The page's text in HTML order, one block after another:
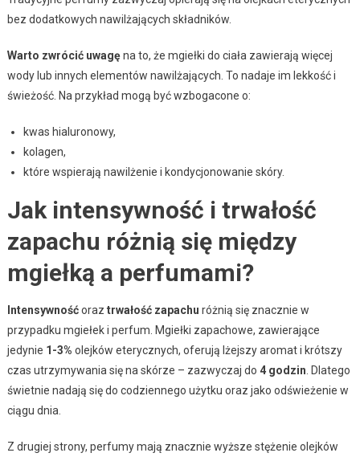
bez dodatkowych nawilżających składników.
Warto zwrócić uwagęna to, że mgiełki do ciała zawierają więcej
wody lub innych elementów nawilżających. To nadaje im lekkość i
świeżość. Na przykład mogą być wzbogacone o:
kwas hialuronowy,
kolagen,
które wspierają nawilżenie i kondycjonowanie skóry.
Jak intensywność i trwałość
zapachu różnią się między
mgiełką a perfumami?
Intensywnośćoraz trwałość zapachu różnią się znacznie w
przypadku mgiełek i perfum. Mgiełki zapachowe, zawierające
jedynie 1-3% olejków eterycznych, oferują lżejszy aromat i krótszy
czas utrzymywania się na skórze – zazwyczaj do 4 godzin. Dlatego
świetnie nadają się do codziennego użytku oraz jako odświeżenie w
ciągu dnia.
Z drugiej strony, perfumy mają znacznie wyższe stężenie olejków